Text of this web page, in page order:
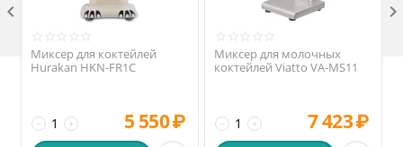
Миксер для коктейлей
Hurakan HKN-FR1C
+
− 5 550₽
Миксер для молочных
коктейлей Viatto VA-MS11
+
− 7 423₽
 